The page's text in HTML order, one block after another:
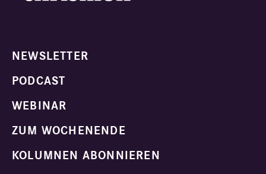
NEWSLETTER
PODCAST
WEBINAR
ZUM WOCHENENDE
KOLUMNEN ABONNIEREN